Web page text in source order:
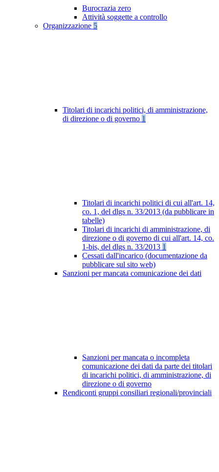
Burocrazia zero
Attività soggette a controllo
Organizzazione 5
Titolari di incarichi politici, di amministrazione,
di direzione o di governo 1
Titolari di incarichi politici di cui all'art. 14,
co. 1, del dlgs n. 33/2013 (da pubblicare in
tabelle)
Titolari di incarichi di amministrazione, di
direzione o di governo di cui all'art. 14, co.
1-bis, del dlgs n. 33/2013 1
Cessati dall'incarico (documentazione da
pubblicare sul sito web)
Sanzioni per mancata comunicazione dei dati
Sanzioni per mancata o incompleta
comunicazione dei dati da parte dei titolari
di incarichi politici, di amministrazione, di
direzione o di governo
Rendiconti gruppi consiliari regionali/provinciali